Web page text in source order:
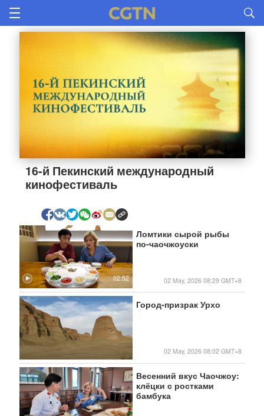
16-й Пекинский международный
кинофестиваль
02:52
Ломтики сырой рыбы
по-чаочжоуски
02 May, 2026 08:29 GMT+8
Город-призрак Урхо
02 May, 2026 08:02 GMT+8
Весенний вкус Чаочжоу:
клёцки с ростками
бамбука